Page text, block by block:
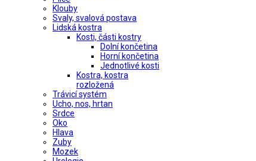
Klouby
Svaly, svalová postava
Lidská kostra
Kosti, části kostry
Dolní končetina
Horní končetina
Jednotlivé kosti
Kostra, kostra
rozložená
Trávicí systém
Ucho, nos, hrtan
Srdce
Oko
Hlava
Zuby
Mozek